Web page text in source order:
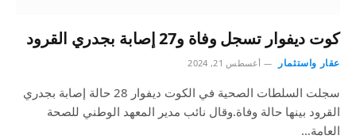
كوت ديفوار تسجل وفاة و27 إصابة بجدري القرود
عقار واستثمار أغسطس 21, 2024
سجلت السلطات الصحية في الكوت ديفوار 28 حالة إصابة بجدري
القرود بينها حالة وفاة.وقال نائب مدير المعهد الوطني للصحة
العامة…